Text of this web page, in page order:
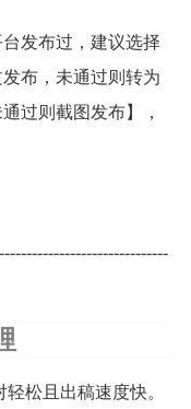
发布过，建议选择
布，未通过则转为
过则截图发布】，
松且出稿速度快。